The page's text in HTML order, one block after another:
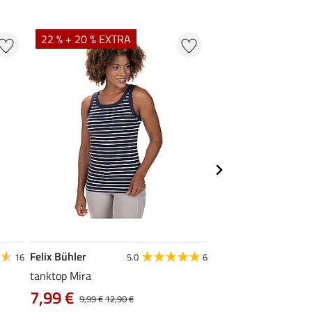
16
22 % + 20 % EXTRA
Felix Bühler 5.0 6
tanktop Mira
9,99 €12,90 €
7,99 €